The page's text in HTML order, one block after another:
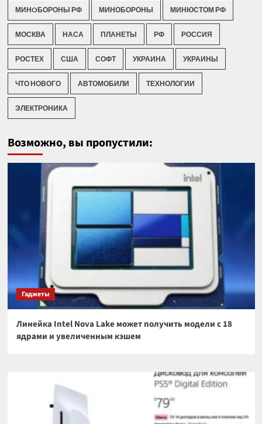
МИНOБОРОНЫ РФ МИНОБОРОНЫ МИНЮСТОМ РФ
МОСКВА НАСА ПЛАНЕТЫ РФ РОССИЯ
РОСТЕХ США СОФТ УКРАИНА УКРАИНЫ
ЧТО НОВОГО АВТОМОБИЛИ ТЕХНОЛОГИИ
ЭЛЕКТРОНИКА
Возможно, вы пропустили:
Гаджеты
Линейка Intel Nova Lake может получить модели с 18
ядрами и увеличенным кэшем